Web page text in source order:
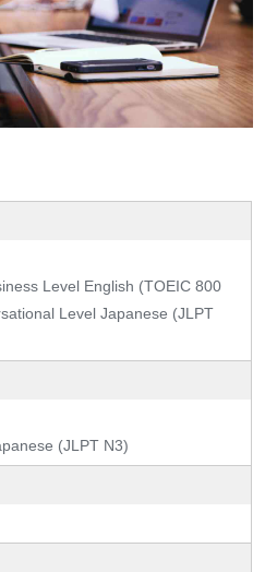
Level English (TOEIC 800
Level Japanese (JLPT
(JLPT N3)